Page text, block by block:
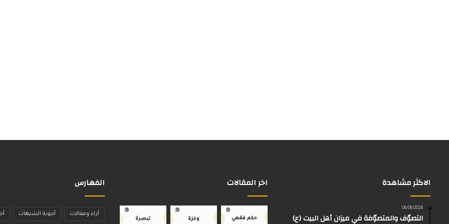
الاكثر مشاهدة
06/06/2024
التصوّف والمتصوّفة في ميزان أهل البيت (ع)
اخر المقالات الفهارس
آراء ومقالات أجوبة الشبهات